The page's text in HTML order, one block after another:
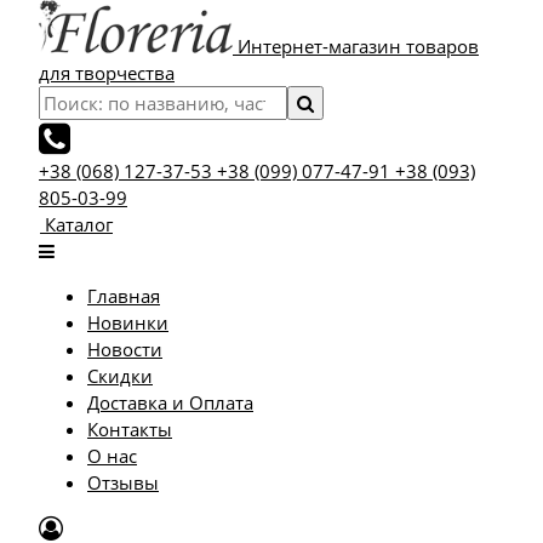
Интернет-магазин товаров
для творчества
+38 (068) 127-37-53 +38 (099) 077-47-91 +38 (093)
805-03-99
Каталог
Главная
Новинки
Новости
Скидки
Доставка и Оплата
Контакты
О нас
Отзывы